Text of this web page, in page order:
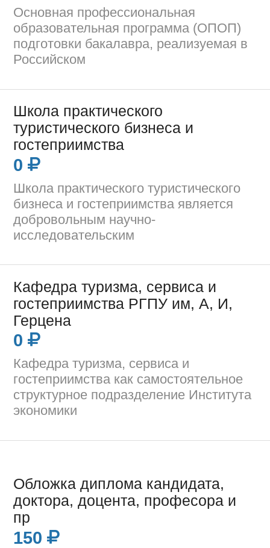
Основная профессиональная
образовательная программа (ОПОП)
подготовки бакалавра, реализуемая в
Российском
Школа практического
туристического бизнеса и
гостеприимства
0
Школа практического туристического
бизнеса и гостеприимства является
добровольным научно-
исследовательским
Кафедра туризма, сервиса и
гостеприимства РГПУ им, А, И,
Герцена
0
Кафедра туризма, сервиса и
гостеприимства как самостоятельное
структурное подразделение Института
экономики
Обложка диплома кандидата,
доктора, доцента, професора и
пр
150